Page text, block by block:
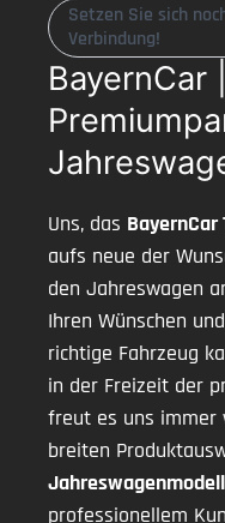
Setzen Sie sich
Verbindung!
BayernCar
Uns, das BayernCar
aufs neue der
den Jahreswagen
Ihren Wünschen
richtige Fahrzeug
in der Freizeit der
freut es uns immer
breiten
professionellem